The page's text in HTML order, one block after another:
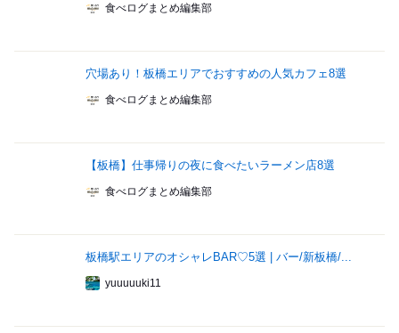
食べログまとめ編集部
穴場あり！板橋エリアでおすすめの人気カフェ8選
食べログまとめ編集部
【板橋】仕事帰りの夜に食べたいラーメン店8選
食べログまとめ編集部
板橋駅エリアのオシャレBAR♡5選 | バー/新板橋/...
yuuuuuki11